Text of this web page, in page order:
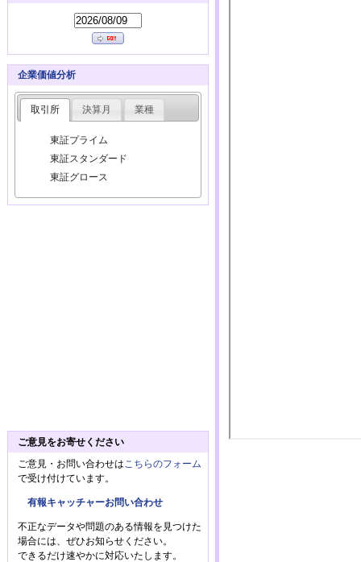
企業価値分析
取引所 決算月 業種
東証プライム
東証スタンダード
東証グロース
ご意見をお寄せください
ご意見・お問い合わせは こちらのフォーム
で受け付けています。
有報キャッチャーお問い合わせ
不正なデータや問題のある情報を見つけた
場合には、ぜひお知らせください。
できるだけ速やかに対応いたします。